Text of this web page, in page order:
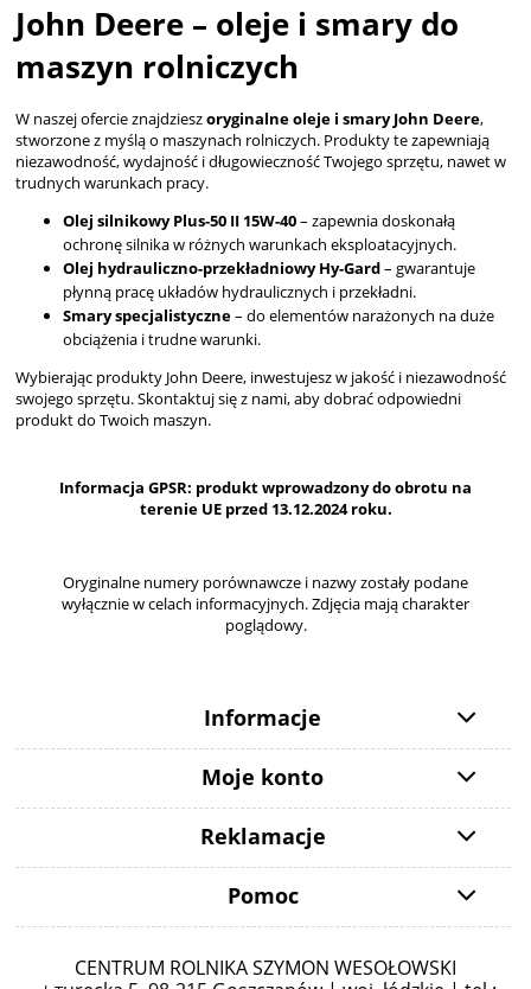
John Deere – oleje i smary do
maszyn rolniczych
W naszej ofercie znajdzieszoryginalne oleje i smary John Deere,
stworzone z myślą o maszynach rolniczych. Produkty te zapewniają
niezawodność, wydajność i długowieczność Twojego sprzętu, nawet w
trudnych warunkach pracy.
Olej silnikowy Plus-50 II 15W-40– zapewnia doskonałą
ochronę silnika w różnych warunkach eksploatacyjnych.
Olej hydrauliczno-przekładniowy Hy-Gard– gwarantuje
płynną pracę układów hydraulicznych i przekładni.
Smary specjalistyczne– do elementów narażonych na duże
obciążenia i trudne warunki.
Wybierając produkty John Deere, inwestujesz w jakość i niezawodność
swojego sprzętu. Skontaktuj się z nami, aby dobrać odpowiedni
produkt do Twoich maszyn.
Informacja GPSR: produkt wprowadzony do obrotu na
terenie UE przed 13.12.2024 roku.
Oryginalne numery porównawcze i nazwy zostały podane
wyłącznie w celach informacyjnych. Zdjęcia mają charakter
poglądowy.
Informacje
Moje konto
Reklamacje
Pomoc
CENTRUM ROLNIKA SZYMON WESOŁOWSKI